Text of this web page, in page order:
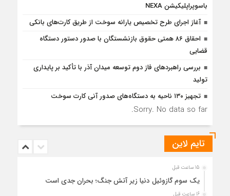
باسوپراپلیکیشن NEXA
آغاز اجرای طرح تخصیص یارانه سوخت از طریق کارت‌های بانکی
احقاق ۸۶ همتی حقوق بازنشستگان با صدور دستور دستگاه
قضایی
بررسی راهبردهای فاز دوم توسعه میدان آذر با تأکید بر پایداری
تولید
تجهیز ۱۳۰ ناحیه به دستگاه‌های صدور آنی کارت سوخت
Sorry. No data so far.
تایم لاین
15 ساعت قبل
یک سوم گازوئیل دنیا زیر آتش جنگ؛ بحران جدی است
16 ساعت قبل